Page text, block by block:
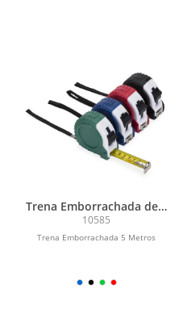
Trena Emborrachada de 5
Metros
10585
Trena Emborrachada 5 Metros